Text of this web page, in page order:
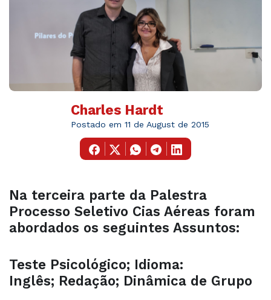
Charles Hardt
Postado em 11 de August de 2015
Na terceira parte da Palestra
Processo Seletivo Cias Aéreas foram
abordados os seguintes Assuntos:
Teste Psicológico; Idioma:
Inglês; Redação; Dinâmica de Grupo